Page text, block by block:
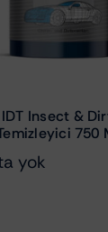
Insect &
750
yok